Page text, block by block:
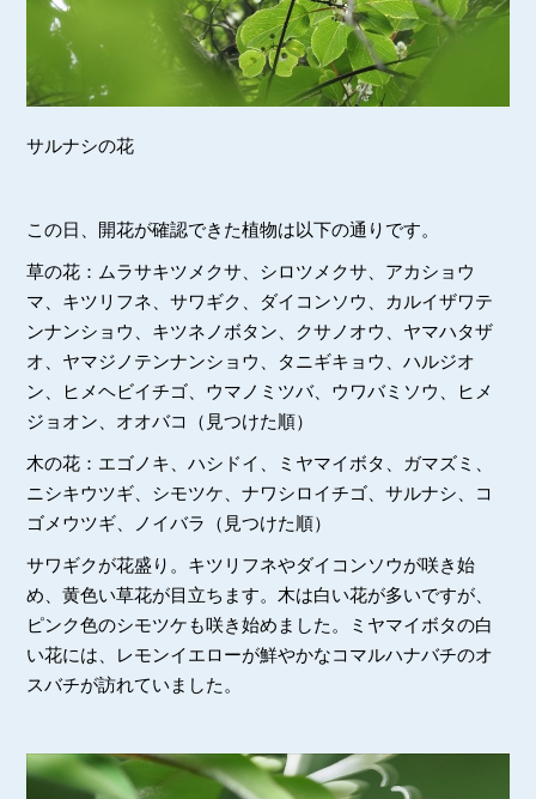
サルナシの花
この日、開花が確認できた植物は以下の通りです。
草の花：ムラサキツメクサ、シロツメクサ、アカショウ
マ、キツリフネ、サワギク、ダイコンソウ、カルイザワテ
ンナンショウ、キツネノボタン、クサノオウ、ヤマハタザ
オ、ヤマジノテンナンショウ、タニギキョウ、ハルジオ
ン、ヒメヘビイチゴ、ウマノミツバ、ウワバミソウ、ヒメ
ジョオン、オオバコ（見つけた順）
木の花：エゴノキ、ハシドイ、ミヤマイボタ、ガマズミ、
ニシキウツギ、シモツケ、ナワシロイチゴ、サルナシ、コ
ゴメウツギ、ノイバラ（見つけた順）
サワギクが花盛り。キツリフネやダイコンソウが咲き始
め、黄色い草花が目立ちます。木は白い花が多いですが、
ピンク色のシモツケも咲き始めました。ミヤマイボタの白
い花には、レモンイエローが鮮やかなコマルハナバチのオ
スバチが訪れていました。